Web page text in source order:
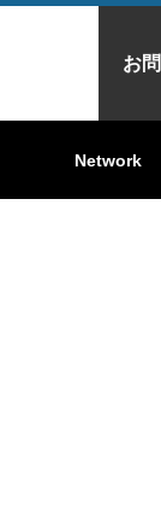
お
炭素が選ばれるワケ
カーボンブラシ製
Network